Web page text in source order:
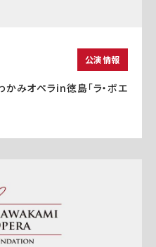
公演情報
かみオペラin徳島「ラ・ボエ